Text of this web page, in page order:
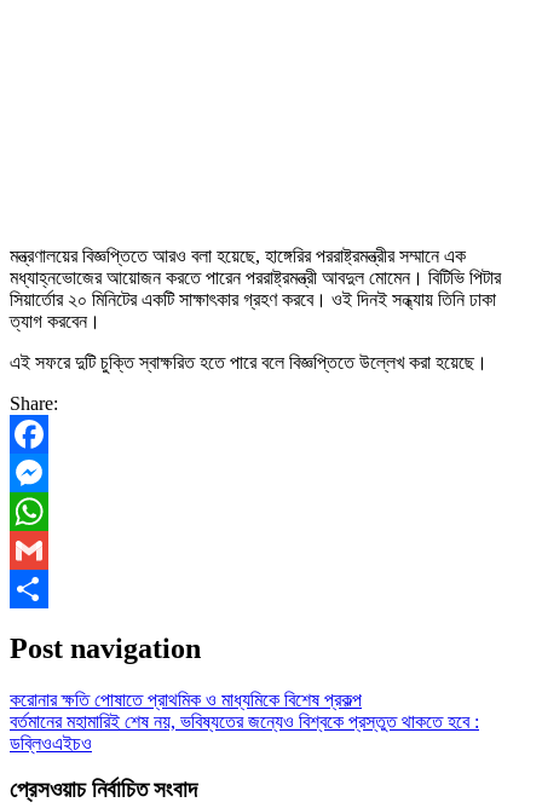
মন্ত্রণালয়ের বিজ্ঞপ্তিতে আরও বলা হয়েছে, হাঙ্গেরির পররাষ্ট্রমন্ত্রীর সম্মানে এক
মধ্যাহ্নভোজের আয়োজন করতে পারেন পররাষ্ট্রমন্ত্রী আবদুল মোমেন। বিটিভি পিটার
সিয়ার্তোর ২০ মিনিটের একটি সাক্ষাৎকার গ্রহণ করবে। ওই দিনই সন্ধ্যায় তিনি ঢাকা
ত্যাগ করবেন।
এই সফরে দুটি চুক্তি স্বাক্ষরিত হতে পারে বলে বিজ্ঞপ্তিতে উল্লেখ করা হয়েছে।
Share:
Facebook
Messenger
WhatsApp
Gmail
Post navigation
করোনার ক্ষতি পোষাতে প্রাথমিক ও মাধ্যমিকে বিশেষ প্রকল্প
বর্তমানের মহামারিই শেষ নয়, ভবিষ্যতের জন্যেও বিশ্বকে প্রস্তুত থাকতে হবে :
ডব্লিওএইচও
প্রেসওয়াচ নির্বাচিত সংবাদ